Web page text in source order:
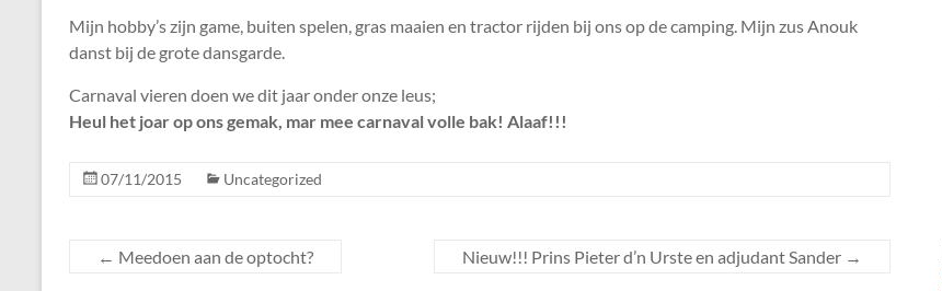
Mijn hobby’s zijn game, buiten spelen, gras maaien en tractor rijden bij ons op de camping. Mijn zus Anouk
danst bij de grote dansgarde.
Carnaval vieren doen we dit jaar onder onze leus;
Heul het joar op ons gemak, mar mee carnaval volle bak! Alaaf!!!
07/11/2015 Uncategorized
← Meedoen aan de optocht? Nieuw!!! Prins Pieter d’n Urste en adjudant Sander →